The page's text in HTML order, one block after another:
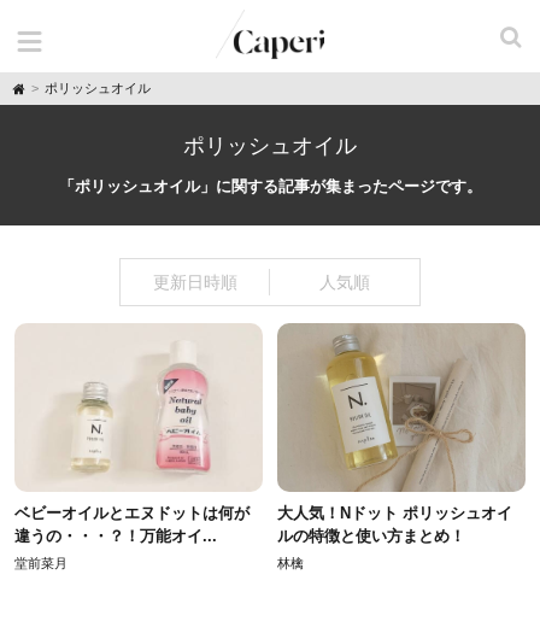
H
o
ポリッシュオイル
ポリッシュオイル
「ポリッシュオイル」に関する記事が集まったページです。
更新日時順 人気順
ベビーオイルとエヌドットは何が
違うの・・・？！万能オイ...
堂前菜月
大人気！Nドット ポリッシュオイ
ルの特徴と使い方まとめ！
林檎